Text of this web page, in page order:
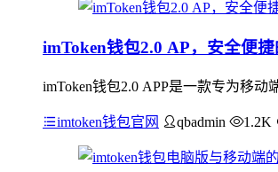
imToken钱包2.0 AP，安全便
imToken钱包2.0 APP是一款专为移
imtoken钱包官网 qbadmin 1.2K